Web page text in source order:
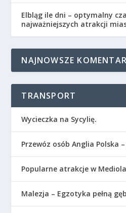
Elbląg ile dni – optymalny
najważniejszych atrakcji
NAJNOWSZE
TRANSPORT
Wycieczka na Sycylię.
Przewóz osób Anglia Polska
Popularne atrakcje w
Malezja – Egzotyka pełną